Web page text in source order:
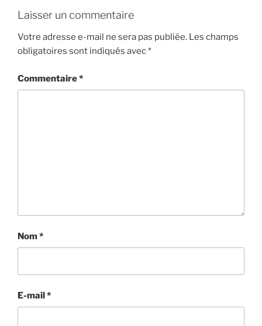
Laisser un commentaire
Votre adresse e-mail ne sera pas publiée. Les champs
obligatoires sont indiqués avec*
Commentaire*
Nom*
E-mail*